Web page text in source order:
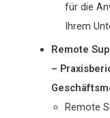
für die
Ihrem
Remote
–
Remote